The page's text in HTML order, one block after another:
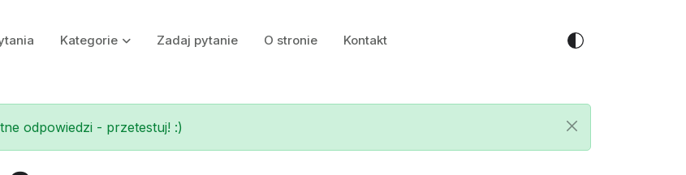
Kategorie Zadaj pytanie O stronie Kontakt
odpowiedzi - przetestuj! :)